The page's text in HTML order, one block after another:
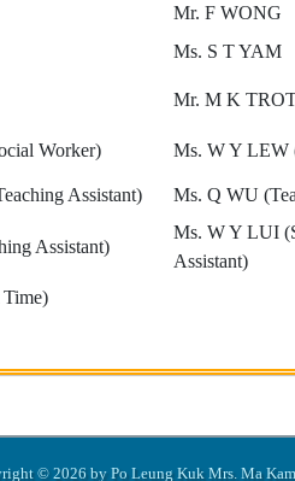
Mr. F WONG
Ms. S T YAM
Mr. M K
Worker)
Ms. W Y LEW
Assistant) Ms. Q WU
Assistant)
Ms. W Y LUI
Assistant)
© 2026 by Po Leung Kuk Mrs. Ma